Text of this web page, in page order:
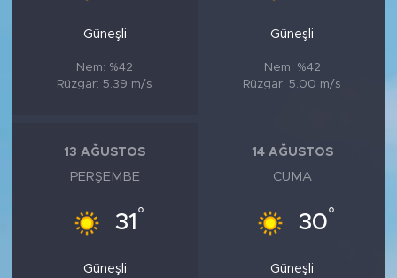
Güneşli
Nem: %42
Rüzgar: 5.39 m/s
Güneşli
Nem: %42
Rüzgar: 5.00 m/s
13 AĞUSTOS
PERŞEMBE
31 °
Güneşli
14 AĞUSTOS
CUMA
30°
Güneşli